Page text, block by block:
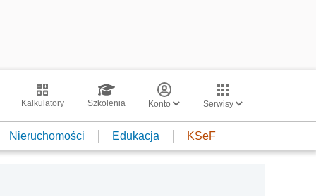
Kalkulatory Szkolenia Konto Serwisy
Nieruchomości Edukacja KSeF